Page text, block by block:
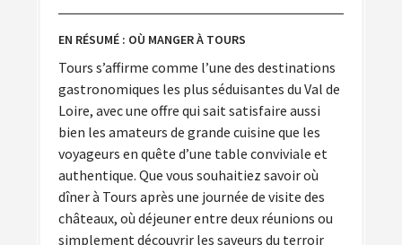
EN RÉSUMÉ : OÙ MANGER À TOURS
Tours s’affirme comme l’une des destinations
gastronomiques les plus séduisantes du Val de
Loire, avec une offre qui sait satisfaire aussi
bien les amateurs de grande cuisine que les
voyageurs en quête d’une table conviviale et
authentique. Que vous souhaitiez savoir où
dîner à Tours après une journée de visite des
châteaux, où déjeuner entre deux réunions ou
simplement découvrir les saveurs du terroir